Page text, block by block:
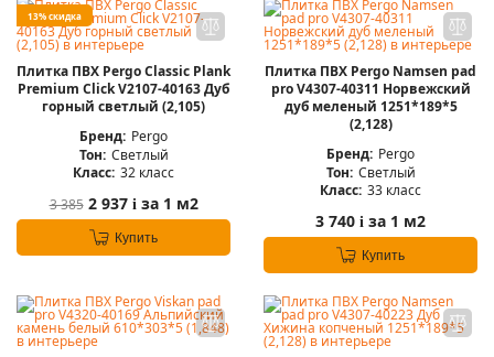
13% скидка
Плитка ПВХ Pergo Classic Plank
Premium Click V2107-40163 Дуб
горный светлый (2,105)
Бренд: Pergo
Тон: Светлый
Класс: 32 класс
3 385 2 937 iза 1 м2
Купить
Плитка ПВХ Pergo Namsen pad
pro V4307-40311 Норвежский
дуб меленый 1251*189*5
(2,128)
Бренд: Pergo
Тон: Светлый
Класс: 33 класс
3 740 i за 1 м2
Купить